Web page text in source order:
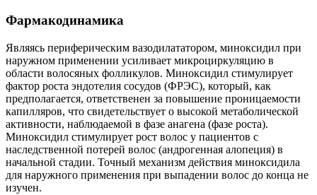
Фармакодинамика
Являясь периферическим вазодилататором, миноксидил при
наружном применении усиливает микроциркуляцию в
области волосяных фолликулов. Миноксидил стимулирует
фактор роста эндотелия сосудов (ФРЭС), который, как
предполагается, ответственен за повышение проницаемости
капилляров, что свидетельствует о высокой метаболической
активности, наблюдаемой в фазе анагена (фазе роста).
Миноксидил стимулирует рост волос у пациентов с
наследственной потерей волос (андрогенная алопеция) в
начальной стадии. Точный механизм действия миноксидила
для наружного применения при выпадении волос до конца не
изучен.